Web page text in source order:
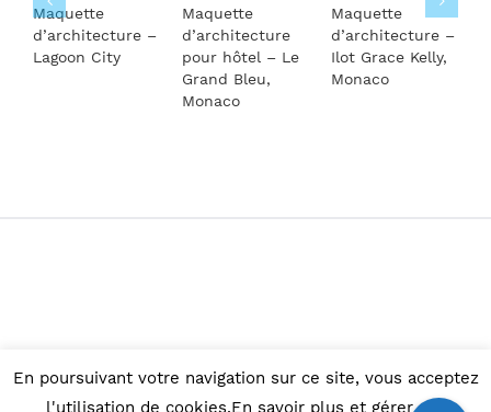
Maquette
d’architecture –
Lagoon City
Maquette
d’architecture
pour hôtel – Le
Grand Bleu,
Monaco
Maquette
d’architecture –
Ilot Grace Kelly,
Monaco
© Copyright 2015 -2026 |Maquettes d'architecture
En poursuivant votre navigation sur ce site, vous acceptez
l'utilisation de cookies.En savoir plus et gérer ces